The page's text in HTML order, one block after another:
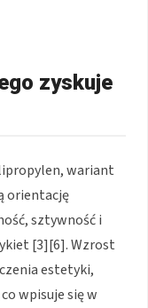
zyskuje
wariant
orientację
sztywność i
[3][6]. Wzrost
estetyki,
wpisuje się w